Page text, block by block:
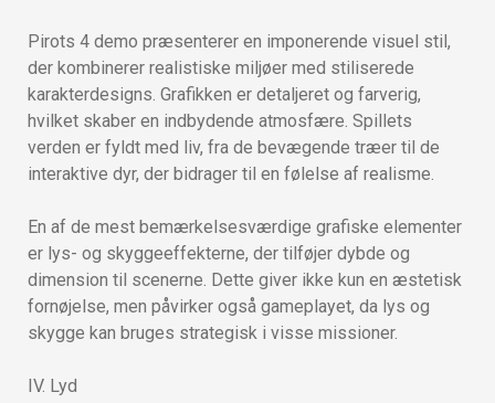
Pirots 4 demo præsenterer en imponerende visuel stil,
der kombinerer realistiske miljøer med stiliserede
karakterdesigns. Grafikken er detaljeret og farverig,
hvilket skaber en indbydende atmosfære. Spillets
verden er fyldt med liv, fra de bevægende træer til de
interaktive dyr, der bidrager til en følelse af realisme.
En af de mest bemærkelsesværdige grafiske elementer
er lys- og skyggeeffekterne, der tilføjer dybde og
dimension til scenerne. Dette giver ikke kun en æstetisk
fornøjelse, men påvirker også gameplayet, da lys og
skygge kan bruges strategisk i visse missioner.
IV. Lyd